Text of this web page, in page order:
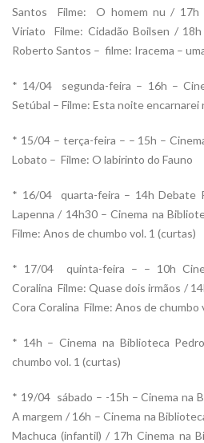
Santos  Filme: O homem nu / 17h
Viriato  Filme: Cidadão Boilsen /
Roberto Santos – filme: Iracema –
* 14/04  segunda-feira – 16h –
Setúbal – Filme: Esta noite encarnarei
* 15/04 – terça-feira – – 15h –
Lobato – Filme: O labirinto do Fauno
* 16/04  quarta-feira – 14h Debate
Lapenna / 14h30 – Cinema na
Filme: Anos de chumbo vol. 1 (curtas)
* 17/04  quinta-feira – – 10h
Coralina  Filme: Quase dois irmãos /
Cora Coralina  Filme: Anos de chumbo
* 14h – Cinema na Biblioteca
chumbo vol. 1 (curtas)
* 19/04  sábado – -15h – Cinema na
A margem / 16h – Cinema na
Machuca (infantil) / 17h Cinema na